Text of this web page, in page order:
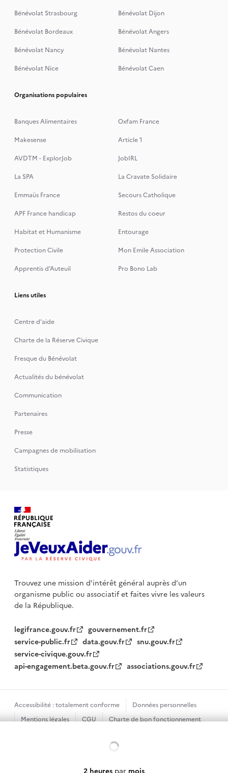
Bénévolat Strasbourg
Bénévolat Dijon
Bénévolat Bordeaux
Bénévolat Angers
Bénévolat Nancy
Bénévolat Nantes
Bénévolat Nice
Bénévolat Caen
Organisations populaires
Banques Alimentaires
Oxfam France
Makesense
Article 1
AVDTM - ExplorJob
JobIRL
La SPA
La Cravate Solidaire
Emmaüs France
Secours Catholique
APF France handicap
Restos du coeur
Habitat et Humanisme
Entourage
Protection Civile
Mon Emile Association
Apprentis d’Auteuil
Pro Bono Lab
Liens utiles
Centre d'aide
Charte de la Réserve Civique
Fresque du Bénévolat
Actualités du bénévolat
Communication
Partenaires
Presse
Campagnes de mobilisation
Statistiques
Trouvez une mission d'intérêt général auprès d’un
organisme publicou associatif et faites vivre les valeurs
de la République.
legifrance.gouv.fr
gouvernement.fr
service-public.fr
data.gouv.fr
snu.gouv.fr
service-civique.gouv.fr
api-engagement.beta.gouv.fr
associations.gouv.fr
Accessibilité : totalement conforme
Données personnelles
Mentions légales
CGU
Charte de bon fonctionnement